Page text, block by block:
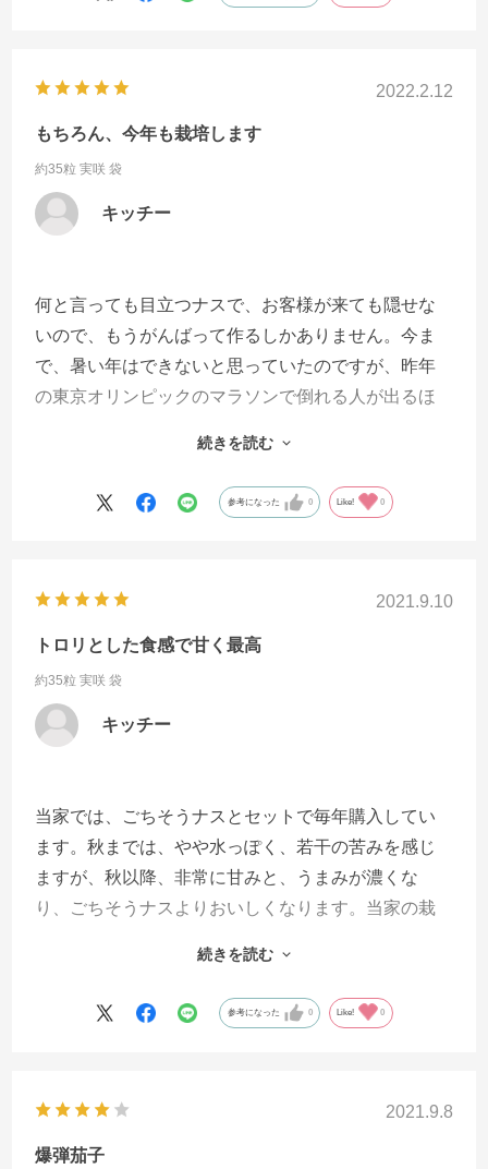
2022.2.12
もちろん、今年も栽培します
約35粒 実咲 袋
キッチー
何と言っても目立つナスで、お客様が来ても隠せな
いので、もうがんばって作るしかありません。今ま
で、暑い年はできないと思っていたのですが、昨年
の東京オリンピックのマラソンで倒れる人が出るほ
いしく実ったので、増産決定です。 前回書くのを忘
れていましたが、追肥をまめに行うことをお勧めし
ます。考えてみたら、暑くなると肥料の消費速度が
ジには注意です。思いっきり実に穴が開きます。し
かも、この虫たちを殺す薬がほとんど皆無に近いで
す。
続きを読む
参考になった 0 Like! 0
2021.9.10
トロリとした食感で甘く最高
約35粒 実咲 袋
キッチー
当家では、ごちそうナスとセットで毎年購入してい
ます。秋までは、やや水っぽく、若干の苦みを感じ
ますが、秋以降、非常に甘みと、うまみが濃くな
り、ごちそうナスよりおいしくなります。当家の栽
筋っぽさを感じます。しかし、この米ナスは口に残
るものがなく、トロリとしていて、でも肉質はしっ
かりしており、絶品です。おかげさまで、当家にお
べ、ハダニやホコリダニが付きにくく、それらの害
虫によるダメージも小さいので、管理が楽だと思い
続きを読む
参考になった 0 Like! 0
2021.9.8
爆弾茄子